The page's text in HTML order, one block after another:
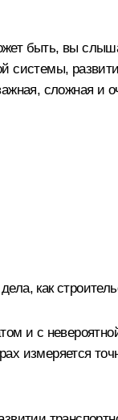
быть, вы
системы,
сложная и
как
и с
измеряется